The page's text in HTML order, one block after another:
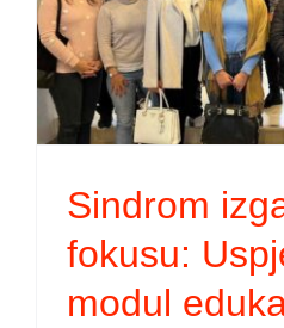
Sindrom
fokusu:
modul